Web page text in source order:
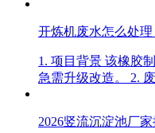
开炼机废水怎么处
1. 项目背景 该橡胶
急需升级改造。 2.
2026竖流沉淀池厂